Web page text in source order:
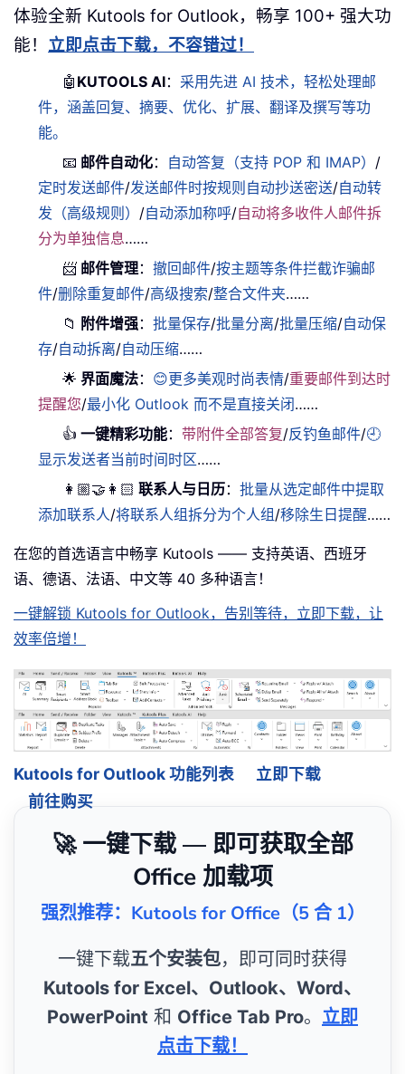
体验全新 Kutools for Outlook，畅享 100+ 强大功
能！ 立即点击下载，不容错过！
🤖 KUTOOLS AI： 采用先进 AI 技术，轻松处理邮
件，涵盖回复、摘要、优化、扩展、翻译及撰写等功
能。
📧 邮件自动化： 自动答复（支持 POP 和 IMAP） /
定时发送邮件/发送邮件时按规则自动抄送密送/自动转
发（高级规则） /自动添加称呼/自动将多收件人邮件拆
分为单独信息……
📨 邮件管理：撤回邮件/按主题等条件拦截诈骗邮
件/删除重复邮件/高级搜索/整合文件夹……
📁 附件增强：批量保存/批量分离/批量压缩/自动保
存/自动拆离/自动压缩……
🌟 界面魔法： 😊更多美观时尚表情/重要邮件到达时
提醒您/最小化 Outlook 而不是直接关闭……
👍 一键精彩功能：带附件全部答复/反钓鱼邮件/🕘
显示发送者当前时间时区……
👩🏼‍🤝‍👩🏻 联系人与日历：批量从选定邮件中提取
添加联系人/将联系人组拆分为个人组 /移除生日提醒……
在您的首选语言中畅享 Kutools —— 支持英语、西班牙
语、德语、法语、中文等 40 多种语言！
一键解锁 Kutools for Outlook，告别等待，立即下载，让
效率倍增！
Kutools for Outlook 功能列表
立即下载
前往购买
🚀 一键下载 — 即可获取全部
Office 加载项
强烈推荐：Kutools for Office（5 合 1）
一键下载五个安装包，即可同时获得
Kutools for Excel、Outlook、Word、
PowerPoint 和 Office Tab Pro。 立即
点击下载！